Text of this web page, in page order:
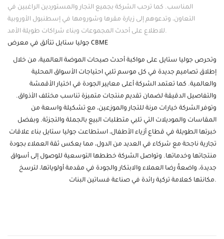
المناسب. كما ترحب الشركة بجميع التجار والمستوردين الراغبين في
التعاون، وتدعوهم إلى زيارة مقرها وشورومها في إسطنبول الأوروبية
للاطلاع على أحدث المجموعات وبناء شراكات طويلة الأمد.
جوليا ستايل تتألق في معرض CBME
وتحرص جوليا ستايل على مواكبة أحدث صيحات الموضة العالمية، من خلال
إطلاق تصاميم جديدة في كل موسم تلبي احتياجات الأسواق المحلية
والعالمية. كما تعتمد الشركة أعلى معايير الجودة في اختيار الأقمشة
والتفاصيل الدقيقة لضمان تقديم منتجات متميزة تناسب مختلف الأذواق.
وتوفر الشركة خيارات مرنة للتجار والموزعين، مع تشكيلة واسعة من
المقاسات والموديلات التي تلبي متطلبات البيع بالجملة والتجزئة. وبفضل
خبرتها الطويلة في قطاع أزياء الأطفال، استطاعت جوليا ستايل بناء علاقات
تجارية ناجحة مع شركاء في العديد من الدول، مما يعكس ثقة العملاء بجودة
منتجاتها وخدماتها. وتواصل الشركة خططها التوسعية للوصول إلى أسواق
جديدة، واضعةً رضا العملاء والابتكار والجودة في مقدمة أولوياتها، لترسخ
مكانتها كعلامة تركية رائدة في صناعة فساتين البنات.